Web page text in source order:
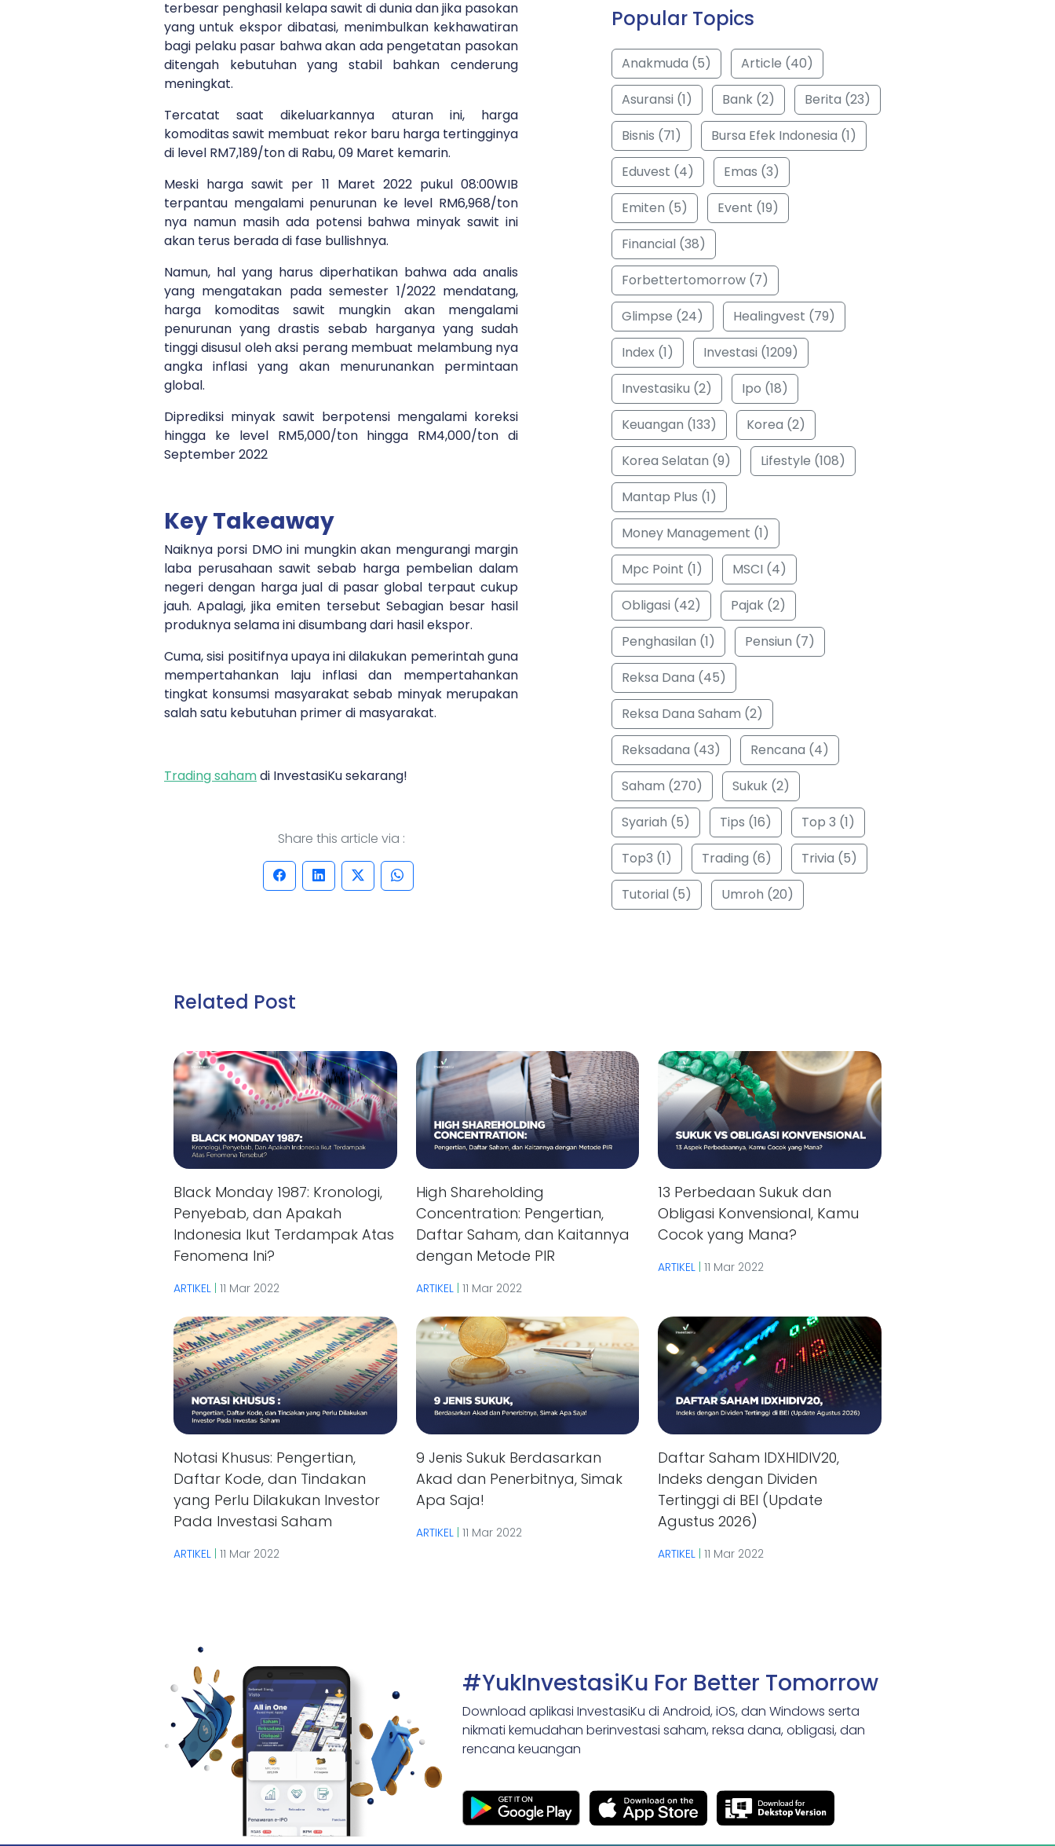
terbesar penghasil kelapa sawit di dunia dan jika pasokan
yang untuk ekspor dibatasi, menimbulkan kekhawatiran
bagi pelaku pasar bahwa akan ada pengetatan pasokan
ditengah kebutuhan yang stabil bahkan cenderung
meningkat.
Tercatat saat dikeluarkannya aturan ini, harga
komoditas sawit membuat rekor baru harga tertingginya
di level RM7,189/ton di Rabu, 09 Maret kemarin.
Meski harga sawit per 11 Maret 2022 pukul 08:00WIB
terpantau mengalami penurunan ke level RM6,968/ton
nya namun masih ada potensi bahwa minyak sawit ini
akan terus berada di fase bullishnya.
Namun, hal yang harus diperhatikan bahwa ada analis
yang mengatakan pada semester 1/2022 mendatang,
harga komoditas sawit mungkin akan mengalami
penurunan yang drastis sebab harganya yang sudah
tinggi disusul oleh aksi perang membuat melambung nya
angka inflasi yang akan menurunankan permintaan
global.
Diprediksi minyak sawit berpotensi mengalami koreksi
hingga ke level RM5,000/ton hingga RM4,000/ton di
September 2022
Key Takeaway
Naiknya porsi DMO ini mungkin akan mengurangi margin
laba perusahaan sawit sebab harga pembelian dalam
negeri dengan harga jual di pasar global terpaut cukup
jauh. Apalagi, jika emiten tersebut Sebagian besar hasil
produknya selama ini disumbang dari hasil ekspor.
Cuma, sisi positifnya upaya ini dilakukan pemerintah guna
mempertahankan laju inflasi dan mempertahankan
tingkat konsumsi masyarakat sebab minyak merupakan
salah satu kebutuhan primer di masyarakat.
Trading sahamdi InvestasiKu sekarang!
Share this article via :
Popular Topics
Anakmuda (5)
Article (40)
Asuransi (1)
Bank (2)
Berita (23)
Bisnis (71)
Bursa Efek Indonesia (1)
Eduvest (4)
Emas (3)
Emiten (5)
Event (19)
Financial (38)
Forbettertomorrow (7)
Glimpse (24)
Healingvest (79)
Index (1)
Investasi (1209)
Investasiku (2)
Ipo (18)
Keuangan (133)
Korea (2)
Korea Selatan (9)
Lifestyle (108)
Mantap Plus (1)
Money Management (1)
Mpc Point (1)
MSCI (4)
Obligasi (42)
Pajak (2)
Penghasilan (1)
Pensiun (7)
Reksa Dana (45)
Reksa Dana Saham (2)
Reksadana (43)
Rencana (4)
Saham (270)
Sukuk (2)
Syariah (5)
Tips (16)
Top 3 (1)
Top3 (1)
Trading (6)
Trivia (5)
Tutorial (5)
Umroh (20)
Related Post
Black Monday 1987: Kronologi,
Penyebab, dan Apakah
Indonesia Ikut Terdampak Atas
Fenomena Ini?
ARTIKEL | 11 Mar 2022
High Shareholding
Concentration: Pengertian,
Daftar Saham, dan Kaitannya
dengan Metode PIR
ARTIKEL| 11 Mar 2022
13 Perbedaan Sukuk dan
Obligasi Konvensional, Kamu
Cocok yang Mana?
ARTIKEL |11 Mar 2022
Notasi Khusus: Pengertian,
Daftar Kode, dan Tindakan
yang Perlu Dilakukan Investor
Pada Investasi Saham
ARTIKEL | 11 Mar 2022
9 Jenis Sukuk Berdasarkan
Akad dan Penerbitnya, Simak
Apa Saja!
ARTIKEL| 11 Mar 2022
Daftar Saham IDXHIDIV20,
Indeks dengan Dividen
Tertinggi di BEI (Update
Agustus 2026)
ARTIKEL |11 Mar 2022
#YukInvestasiKu For Better Tomorrow
Download aplikasi InvestasiKu di Android, iOS, dan Windows serta
nikmati kemudahan berinvestasi saham, reksa dana, obligasi, dan
rencana keuangan